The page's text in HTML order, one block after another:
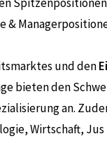
und den
bieten den
an.
Wirtschaft,